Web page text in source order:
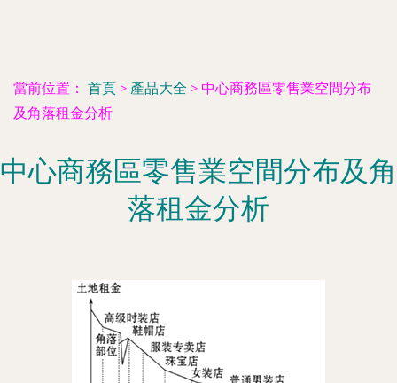
當前位置： 首頁 > 產品大全 > 中心商務區零售業空間分布
及角落租金分析
中心商務區零售業空間分布及角
落租金分析